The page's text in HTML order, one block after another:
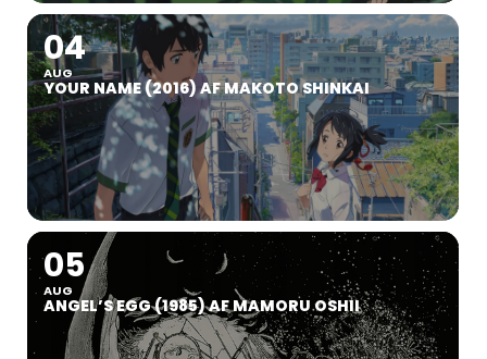
04
AUG
YOUR NAME (2016) AF MAKOTO SHINKAI
05
AUG
ANGEL’S EGG (1985) AF MAMORU OSHII